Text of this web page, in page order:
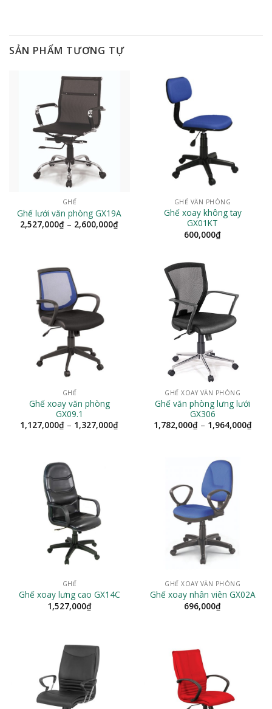
SẢN PHẨM TƯƠNG TỰ
GHẾ
Ghế lưới văn phòng GX19A
2,527,000₫ – 2,600,000₫Khoảng
GHẾ VĂN PHÒNG
Ghế xoay không tay
GX01KT
600,000₫
GHẾ
Ghế xoay văn phòng
GX09.1
1,127,000₫ – 1,327,000₫Khoảng
GHẾ XOAY VĂN PHÒNG
Ghế văn phòng lưng lưới
GX306
1,782,000₫ – 1,964,000₫
giá:
GHẾ
Ghế xoay lưng cao GX14C
1,527,000₫
GHẾ XOAY VĂN PHÒNG
Ghế xoay nhân viên GX02A
696,000₫